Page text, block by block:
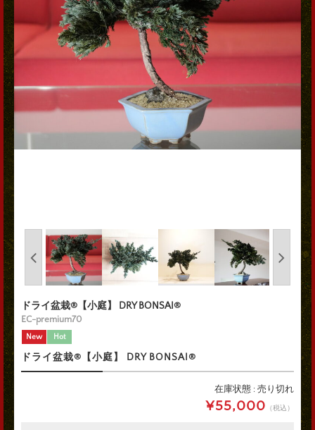
ドライ盆栽®【小庭】 DRY BONSAI®
EC-premium70
New Hot
ドライ盆栽®【小庭】 DRY BONSAI®
在庫状態 : 売り切れ
¥55,000 （税込）